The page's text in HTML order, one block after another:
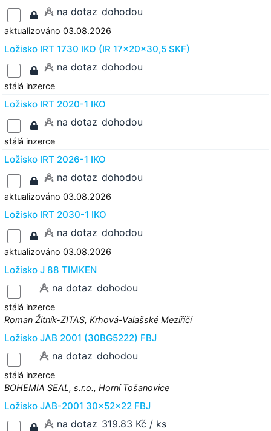
na dotaz dohodou
aktualizováno 03.08.2026
Ložisko IRT 1730 IKO (IR 17x20x30,5 SKF)
na dotaz dohodou
stálá inzerce
Ložisko IRT 2020-1 IKO
na dotaz dohodou
stálá inzerce
Ložisko IRT 2026-1 IKO
na dotaz dohodou
aktualizováno 03.08.2026
Ložisko IRT 2030-1 IKO
na dotaz dohodou
aktualizováno 03.08.2026
Ložisko J 88 TIMKEN
na dotaz dohodou
stálá inzerce
Roman Žitník-ZITAS, Krhová-Valašské Meziříčí
Ložisko JAB 2001 (30BG5222) FBJ
na dotaz dohodou
stálá inzerce
BOHEMIA SEAL, s.r.o., Horní Tošanovice
Ložisko JAB-2001 30x52x22 FBJ
na dotaz 319.83 Kč / ks